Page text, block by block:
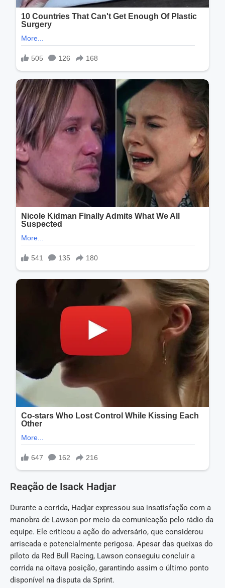
Reação de Isack Hadjar
Durante a corrida, Hadjar expressou sua insatisfação com a
manobra de Lawson por meio da comunicação pelo rádio da
equipe. Ele criticou a ação do adversário, que considerou
arriscada e potencialmente perigosa. Apesar das queixas do
piloto da Red Bull Racing, Lawson conseguiu concluir a
corrida na oitava posição, garantindo assim o último ponto
disponível na disputa da Sprint.